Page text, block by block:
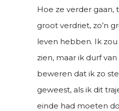
Hoe ze verder gaan,
groot verdriet, zo’n
leven hebben. Ik
zien, maar ik durf
beweren dat ik zo
geweest, als ik dit
einde had moeten